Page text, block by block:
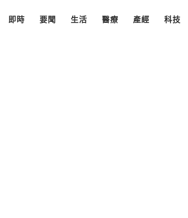
即時 要聞 生活 醫療 產經 科技